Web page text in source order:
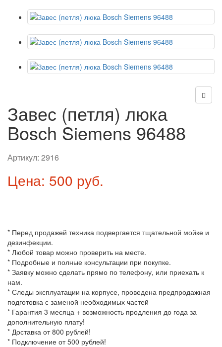
Завес (петля) люка
Bosch Siemens 96488
Артикул: 2916
Цена: 500 руб.
* Перед продажей техника подвергается тщательной мойке и
дезинфекции.
* Любой товар можно проверить на месте.
* Подробные и полные консультации при покупке.
* Заявку можно сделать прямо по телефону, или приехать к
нам.
* Следы эксплуатации на корпусе, проведена предпродажная
подготовка с заменой необходимых частей
* Гарантия 3 месяца + возможность продления до года за
дополнительную плату!
* Доставка от 800 рублей!
* Подключение от 500 рублей!